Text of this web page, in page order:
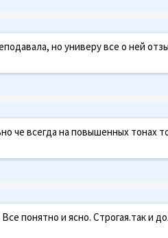
но универу все о ней
че всегда на повышенных тонах
понятно и ясно. Строгая.так и